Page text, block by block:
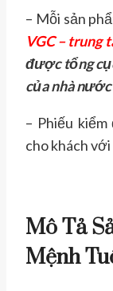
– Mỗi sản
VGC – trung
được tổng
của nhà
– Phiếu
cho khách
Mô Tả
Mệnh